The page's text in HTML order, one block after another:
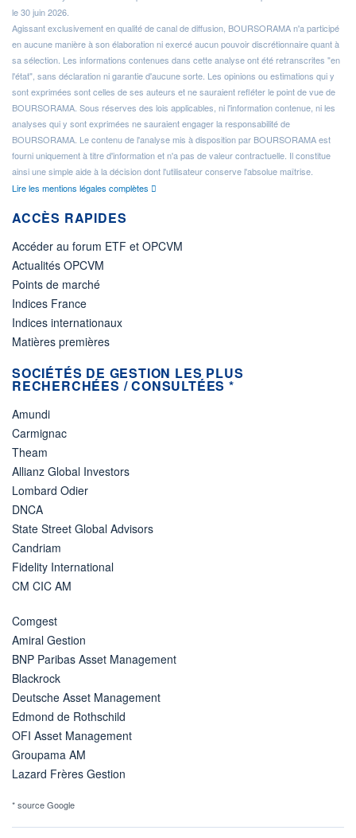
le 30 juin 2026.
Agissant exclusivement en qualité de canal de diffusion, BOURSORAMA n'a participé
en aucune manière à son élaboration ni exercé aucun pouvoir discrétionnaire quant à
sa sélection. Les informations contenues dans cette analyse ont été retranscrites "en
l'état", sans déclaration ni garantie d'aucune sorte. Les opinions ou estimations qui y
sont exprimées sont celles de ses auteurs et ne sauraient refléter le point de vue de
BOURSORAMA. Sous réserves des lois applicables, ni l'information contenue, ni les
analyses qui y sont exprimées ne sauraient engager la responsabilité de
BOURSORAMA. Le contenu de l'analyse mis à disposition par BOURSORAMA est
fourni uniquement à titre d'information et n'a pas de valeur contractuelle. Il constitue
ainsi une simple aide à la décision dont l'utilisateur conserve l'absolue maîtrise.
Lire les mentions légales complètes
ACCÈS RAPIDES
Accéder au forum ETF et OPCVM
Actualités OPCVM
Points de marché
Indices France
Indices internationaux
Matières premières
SOCIÉTÉS DE GESTION LES PLUS
RECHERCHÉES / CONSULTÉES *
Amundi
Carmignac
Theam
Allianz Global Investors
Lombard Odier
DNCA
State Street Global Advisors
Candriam
Fidelity International
CM CIC AM
Comgest
Amiral Gestion
BNP Paribas Asset Management
Blackrock
Deutsche Asset Management
Edmond de Rothschild
OFI Asset Management
Groupama AM
Lazard Frères Gestion
* source Google